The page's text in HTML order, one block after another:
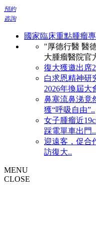
預約
咨詢
國家臨床重點腫瘤
"厚德行醫 醫
大腫瘤醫院官
復大獲邀出席
白求恩精神研
2026年換屆大
鼻塞流鼻涕竟
獲“呼吸自由”..
女子腫瘤近
踩電單車出門..
迎遠客，促
訪復大..
MENU
CLOSE